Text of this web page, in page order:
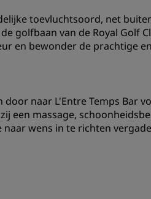
toevluchtsoord, net
golfbaan van de Royal Golf
en bewonder de prachtige
naar L'Entre Temps Bar
een massage,
naar wens in te richten